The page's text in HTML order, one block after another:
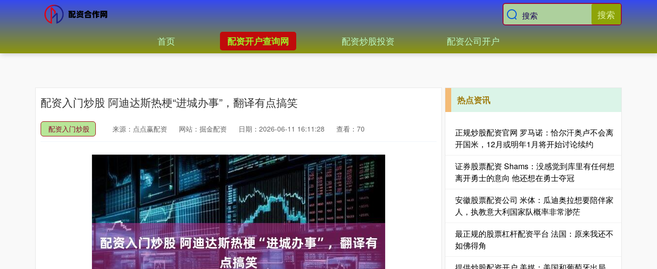
搜索
首页 配资开户查询网 配资炒股投资 配资公司开户
配资入门炒股 阿迪达斯热梗“进城办事”，翻译有点搞笑
配资入门炒股 来源：点点赢配资 网站：掘金配资 日期：2026-06-11 16:11:28 查看：70
热点资讯
正规炒股配资官网 罗马诺：恰尔汗奥卢不会离
开国米，12月或明年1月将开始讨论续约
证券股票配资 Shams：没感觉到库里有任何想
离开勇士的意向 他还想在勇士夺冠
安徽股票配资公司 米体：瓜迪奥拉想要陪伴家
人，执教意大利国家队概率非常渺茫
最正规的股票杠杆配资平台 法国：原来我还不
如佛得角